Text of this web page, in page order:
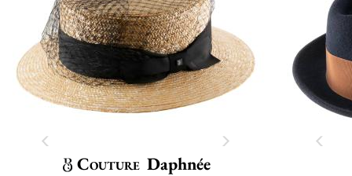
Couture Daphnée